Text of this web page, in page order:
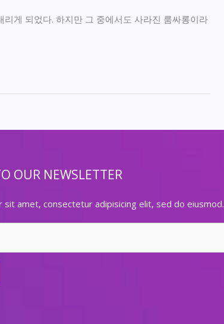
게 되었다. 하지만 그 중에서도 사라진 룸싸롱이라
OUR NEWSLETTER
sit amet, consectetur adipisicing elit, sed do eiusmod.